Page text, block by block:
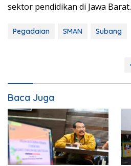
sektor pendidikan di Jawa Barat.
Pegadaian SMAN Subang
Baca Juga